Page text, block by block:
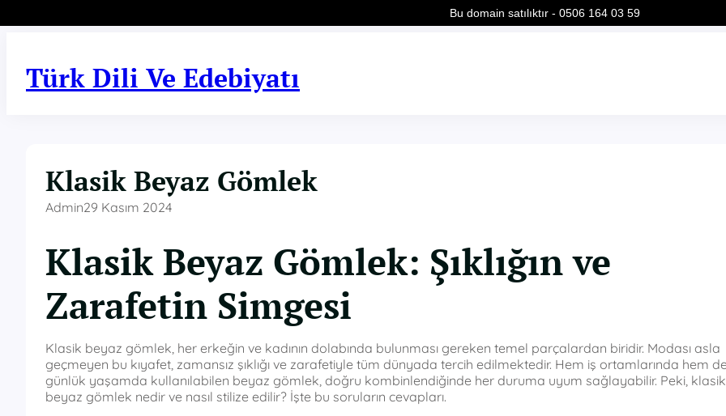
Türk Dili Ve Edebiyatı
Klasik Beyaz Gömlek
Admin29 Kasım 2024
Klasik Beyaz Gömlek: Şıklığın ve
Zarafetin Simgesi
Klasik beyaz gömlek, her erkeğin ve kadının dolabında bulunması gereken temel parçalardan biridir. Modası asla
geçmeyen bu kıyafet, zamansız şıklığı ve zarafetiyle tüm dünyada tercih edilmektedir. Hem iş ortamlarında hem
günlük yaşamda kullanılabilen beyaz gömlek, doğru kombinlendiğinde her duruma uyum sağlayabilir. Peki, klasik
beyaz gömlek nedir ve nasıl stilize edilir? İşte bu soruların cevapları.
Bu domain satılıktır - 0506 164 03 59